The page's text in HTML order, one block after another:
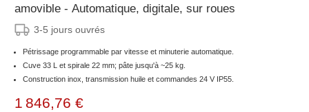
amovible - Automatique, digitale, sur roues
3-5 jours ouvrés
Pétrissage programmable par vitesse et minuterie automatique.
Cuve 33 L et spirale 22 mm; pâte jusqu'à ~25 kg.
Construction inox, transmission huile et commandes 24 V IP55.
1 846,76 €